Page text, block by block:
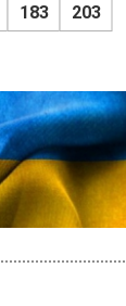
183 203